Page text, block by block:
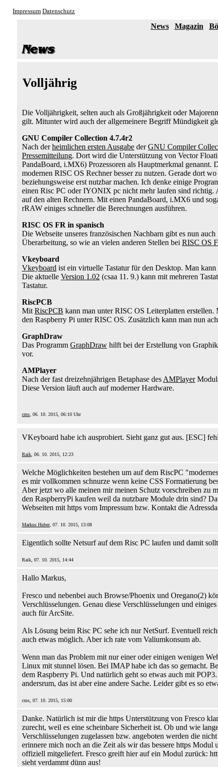
Impressum Datenschutz
News Magazin
Volljährig
Die Volljährigkeit, selten auch als Großjährigkeit oder
gilt. Mitunter wird auch der allgemeinere Begriff Mündigkeit
GNU Compiler Collection 4.7.4r2
Nach derheimlichen ersten Ausgabe derGNU Compiler
Pressemitteilung. Dort wird die Unterstützung von Vector
PandaBoard, i.MX6) Prozessoren als Hauptmerkmal
modernen RISC OS Rechner besser zu nutzen. Gerade dort
beziehungsweise erst nutzbar machen. Ich denke einige
einen Risc PC oder IYONIX pc nicht mehr laufen sind richtig.
auf den alten Rechnern. Mit einen PandaBoard, i.MX6 und
rRAW einiges schneller die Berechnungen ausführen.
RISC OS FR in spanisch
Die Webseite unseres französischen Nachbarn gibt es nun
Überarbeitung, so wie an vielen anderen Stellen bei RISC OS
Vkeyboard
Vkeyboard ist ein virtuelle Tastatur für den Desktop. Man
Die aktuelle Version 1.02 (csaa 11. 9.) kann mit mehreren
Tastatur.
RiscPCB
Mit RiscPCB kann man unter RISC OS Leiterplatten
den Raspberry Pi unter RISC OS. Zusätzlich kann man nun
GraphDraw
Das Programm GraphDraw hilft bei der Erstellung von
vor.
AMPlayer
Nach der fast dreizehnjährigen Betaphase des AMPlayer
Diese Version läuft auch auf moderner Hardware.
cms , 06. 10. 2015, 06:10 Uhr
VKeyboard habe ich ausprobiert. Sieht ganz gut aus. [ESC]
Raik , 06. 10. 2015, 12:23
Welche Möglichkeiten bestehen um auf dem RiscPC
es mir vollkommen schnurze wenn keine CSS Formatierung
Aber jetzt wo alle meinen mir meinen Schutz vorschreiben zu
den RaspberryPi kaufen weil da nutzbare Module drin sind?
Webseiten mit https vom Impressum bzw. Kontakt die
Markus Huber, 07. 10. 2015, 13:08
Eigentlich sollte Netsurf auf dem Risc PC laufen und damit
Raik, 07. 10. 2015, 14:44
Hallo Markus,
Fresco und nebenbei auch Browse/Phoenix und Oregano(2)
Verschlüsselungen. Genau diese Verschlüsselungen und
auch für ArcSite.
Als Lösung beim Risc PC sehe ich nur NetSurf. Eventuell
auch etwas möglich. Aber ich rate vom Valiumkonsum ab.
Wenn man das Problem mit nur einer oder einigen wenigen
Linux mit stunnel lösen. Bei IMAP habe ich das so gemacht.
dem Raspberry Pi. Und natürlich geht so etwas auch mit
andersrum, das ist aber eine andere Sache. Leider gibt es so
cms, 07. 10. 2015, 15:00
Danke. Natürlich ist mir die https Unterstützung von Fresco
zurecht, weil es eine scheinbare Sicherheit ist. Ob und wie
Verschlüsselungen zugelassen bzw. angeboten werden die
erinnere mich noch an die Zeit als wir das bessere https
offiziell mitgeliefert. Fresco greift hier auf ein Modul zurück:
sieht verdammt dünn aus!